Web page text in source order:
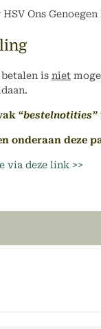
Ons
is niet
“bestelnotities”
onderaan deze
via deze link >>